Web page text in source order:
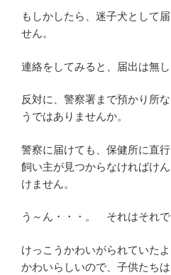
もしかしたら、迷子犬として
せん。
連絡をしてみると、届出は無し
反対に、警察署まで預かり所
うではありませんか。
警察に届けても、保健所に直
飼い主が見つからなければけ
けません。
う～ん・・・。 それはそれで
けっこうかわいがられていた
かわいらしいので、子供たち